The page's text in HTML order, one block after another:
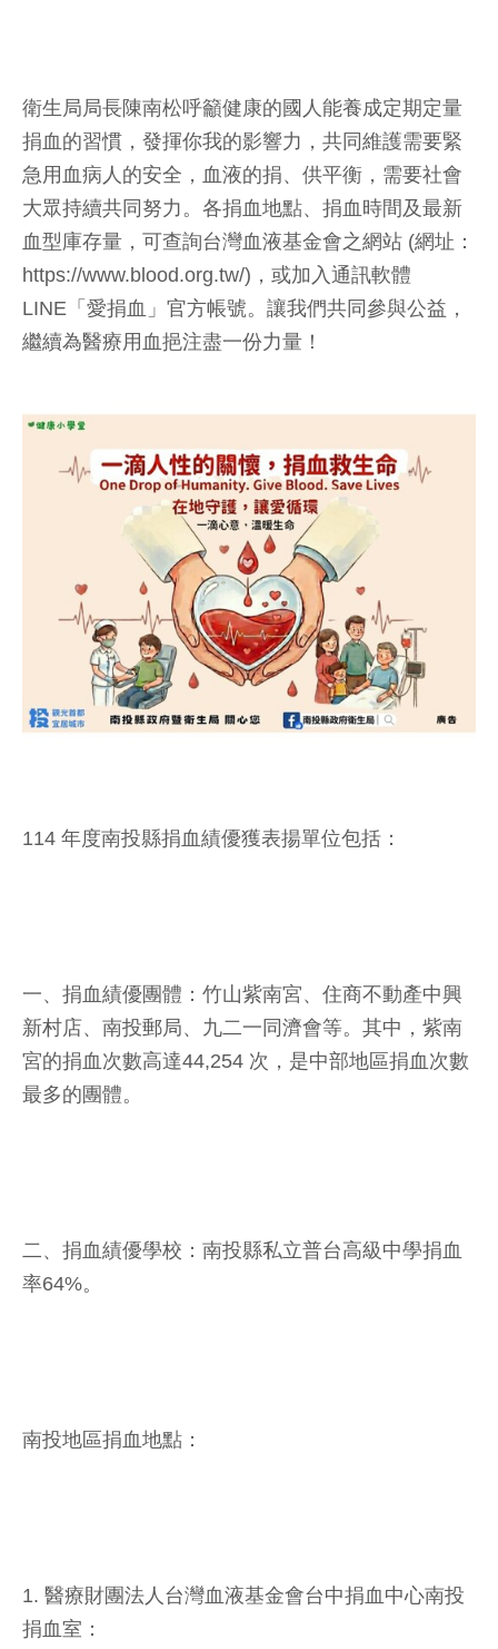
衛生局局長陳南松呼籲健康的國人能養成定期定量
捐血的習慣，發揮你我的影響力，共同維護需要緊
急用血病人的安全，血液的捐、供平衡，需要社會
大眾持續共同努力。各捐血地點、捐血時間及最新
血型庫存量，可查詢台灣血液基金會之網站 (網址：
https://www.blood.org.tw/)，或加入通訊軟體
LINE「愛捐血」官方帳號。讓我們共同參與公益，
繼續為醫療用血挹注盡一份力量！
114 年度南投縣捐血績優獲表揚單位包括：
一、捐血績優團體：竹山紫南宮、住商不動產中興
新村店、南投郵局、九二一同濟會等。其中，紫南
宮的捐血次數高達44,254 次，是中部地區捐血次數
最多的團體。
二、捐血績優學校：南投縣私立普台高級中學捐血
率64%。
南投地區捐血地點：
1. 醫療財團法人台灣血液基金會台中捐血中心南投
捐血室：